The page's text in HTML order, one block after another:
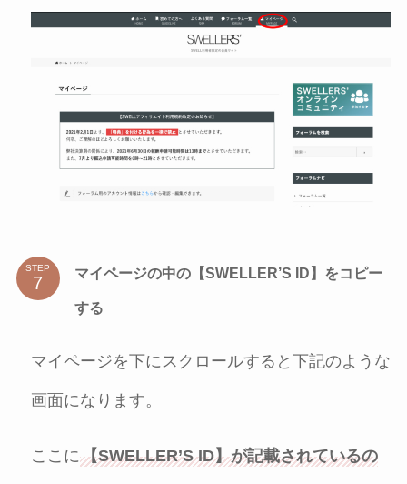
STEP マイページの中の【SWELLER’S ID】をコピー
する
マイページを下にスクロールすると下記のような
画面になります。
ここに【SWELLER’S ID】が記載されているの